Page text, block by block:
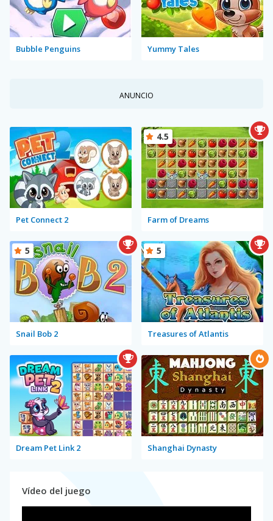
Bubble Penguins Yummy Tales
ANUNCIO
Pet Connect 2 Farm of Dreams
4.5
Snail Bob 2
5
Treasures of Atlantis
5
Dream Pet Link 2 Shanghai Dynasty
Vídeo del juego